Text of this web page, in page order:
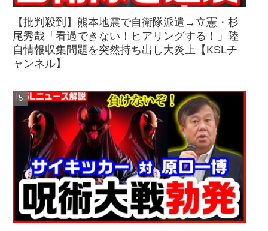
【批判殺到】熊本地震で自衛隊派遣→立憲・杉
尾秀哉「看過できない！ヒアリングする！」陸
自情報収集問題を突然持ち出し大炎上【KSLチ
ャンネル】